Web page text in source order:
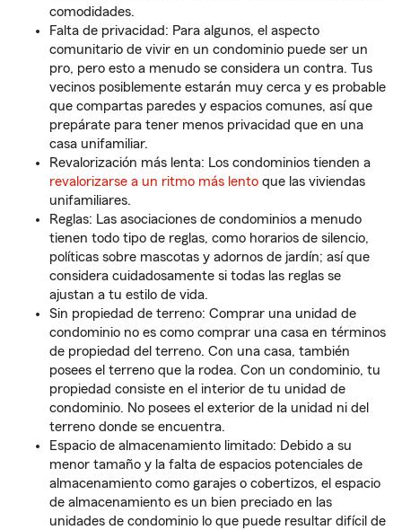
comodidades.
Falta de privacidad: Para algunos, el aspecto
comunitario de vivir en un condominio puede ser un
pro, pero esto a menudo se considera un contra. Tus
vecinos posiblemente estarán muy cerca y es probable
que compartas paredes y espacios comunes, así que
prepárate para tener menos privacidad que en una
casa unifamiliar.
Revalorización más lenta: Los condominios tienden a
revalorizarse a un ritmo más lento que las viviendas
unifamiliares.
Reglas: Las asociaciones de condominios a menudo
tienen todo tipo de reglas, como horarios de silencio,
políticas sobre mascotas y adornos de jardín; así que
considera cuidadosamente si todas las reglas se
ajustan a tu estilo de vida.
Sin propiedad de terreno: Comprar una unidad de
condominio no es como comprar una casa en términos
de propiedad del terreno. Con una casa, también
posees el terreno que la rodea. Con un condominio, tu
propiedad consiste en el interior de tu unidad de
condominio. No posees el exterior de la unidad ni del
terreno donde se encuentra.
Espacio de almacenamiento limitado: Debido a su
menor tamaño y la falta de espacios potenciales de
almacenamiento como garajes o cobertizos, el espacio
de almacenamiento es un bien preciado en las
unidades de condominio lo que puede resultar difícil de